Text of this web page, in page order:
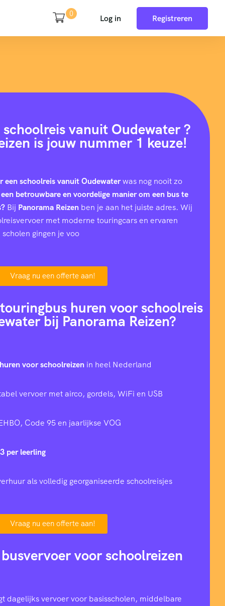
0 Log in Registreren
vanuit Oudewater ?
is jouw nummer 1 keuze!
een schoolreis vanuit Oudewaterwas nog nooit zo
betrouwbare en voordelige manier om een bus te
Bij Panorama Reizen ben je aan het juiste adres. Wij
met moderne touringcars en ervaren
gingen je voo
Vraag nu een offerte aan!
huren voor schoolreis
bij Panorama Reizen?
voor schoolreizen in heel Nederland
vervoer met airco, gordels, WiFi en USB
Code 95 en jaarlijkse VOG
per leerling
als volledig georganiseerde schoolreisjes
Vraag nu een offerte aan!
voor schoolreizen
dagelijks vervoer voor basisscholen, middelbare